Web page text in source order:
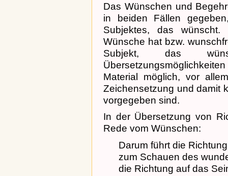
Das Wünschen und
in beiden Fällen
Subjektes, das
Wünsche hat bzw.
Subjekt, das
Material möglich, vor
Zeichensetzung und damit
vorgegeben sind.
In der Übersetzung von
Rede vom Wünschen:
Darum führt die
zum Schauen des
die Richtung auf das